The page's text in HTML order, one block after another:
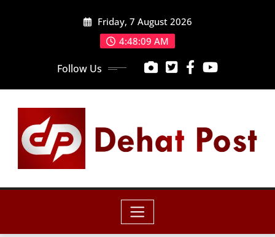
Friday, 7 August 2026
4:48:11 AM
Follow Us